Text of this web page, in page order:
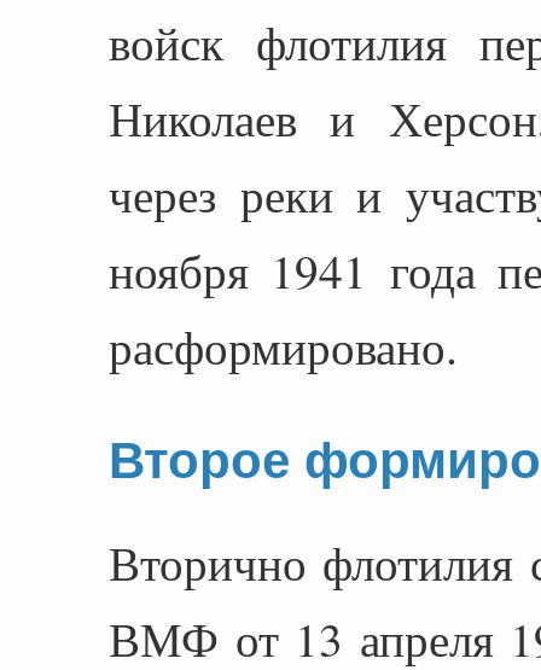
войск флотилия
Николаев и
через реки и
ноября 1941 года
расформировано.
Второе
Вторично флотилия
ВМФ от 13 апреля